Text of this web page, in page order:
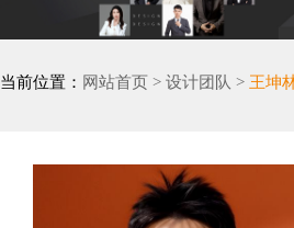
当前位置： 网站首页 > 设计团队 > 王坤